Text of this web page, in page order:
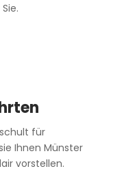
für
Ihnen Münster
vorstellen.